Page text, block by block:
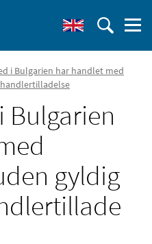
i Bulgarien har handlet med
Bulgarien
gyldig